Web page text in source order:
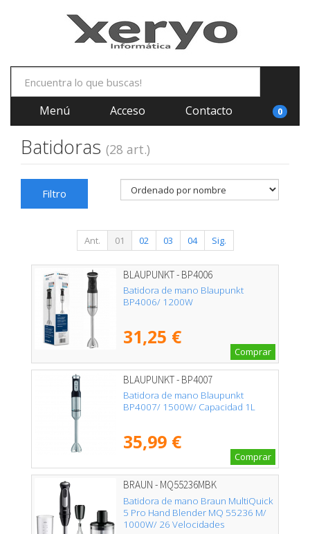
Menú Acceso Contacto 0
Batidoras (28 art.)
Filtro
Ant. 01 02 03 04 Sig.
BLAUPUNKT - BP4006
Batidora de mano Blaupunkt
BP4006/ 1200W
31,25 €
Comprar
BLAUPUNKT - BP4007
Batidora de mano Blaupunkt
BP4007/ 1500W/ Capacidad 1L
35,99 €
Comprar
BRAUN - MQ55236MBK
Batidora de mano Braun MultiQuick
5 Pro Hand Blender MQ 55236 M/
1000W/ 26 Velocidades